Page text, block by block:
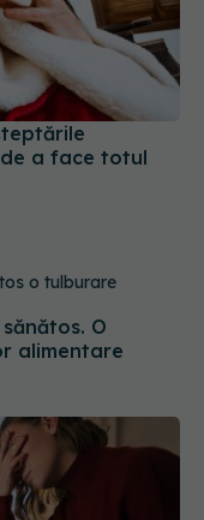
a face totul
O
alimentare